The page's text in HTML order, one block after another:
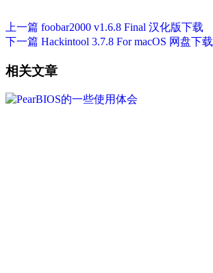
上一篇 foobar2000 v1.6.8 Final 汉化版下载
下一篇 Hackintool 3.7.8 For macOS 网盘下载
相关文章